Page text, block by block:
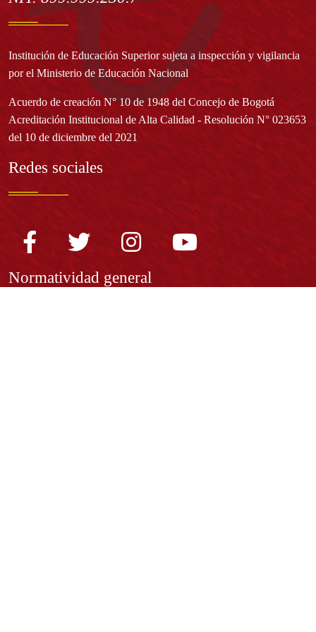
Institución de Educación Superior sujeta a inspección y vigilancia
por el Ministerio de Educación Nacional
Acuerdo de creación N° 10 de 1948 del Concejo de Bogotá
Acreditación Institucional de Alta Calidad - Resolución N° 023653
del 10 de diciembre del 2021
Redes sociales
Normatividad general